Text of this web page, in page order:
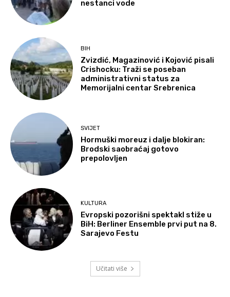
nestanci vode
BIH
Zvizdić, Magazinović i Kojović pisali
Crishocku: Traži se poseban
administrativni status za
Memorijalni centar Srebrenica
SVIJET
Hormuški moreuz i dalje blokiran:
Brodski saobraćaj gotovo
prepolovljen
KULTURA
Evropski pozorišni spektakl stiže u
BiH: Berliner Ensemble prvi put na 8.
Sarajevo Festu
Učitati više